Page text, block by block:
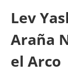
Lev
Araña
el Arco